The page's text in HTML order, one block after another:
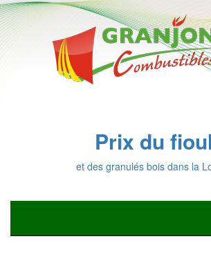
Prix du
et des granulés bois dans la